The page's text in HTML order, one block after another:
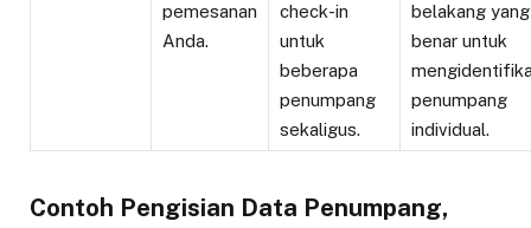
pemesanan
Anda.
check-in
untuk
beberapa
penumpang
sekaligus.
belakang yang
benar untuk
penumpang
individual.
Contoh Pengisian Data Penumpang,